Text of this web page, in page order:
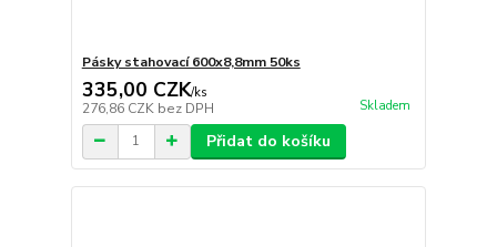
Pásky stahovací 600x8,8mm 50ks
335,00 CZK/ks
276,86 CZK bez DPH Skladem
Přidat do košíku